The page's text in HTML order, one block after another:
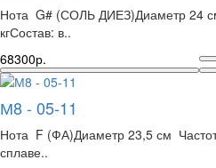
Нота G# (СОЛЬ ДИЕЗ)Диаметр 24
кгСостав: в..
68300р.
М8 - 05-11
Нота F (ФА)Диаметр 23,5 см
сплаве..